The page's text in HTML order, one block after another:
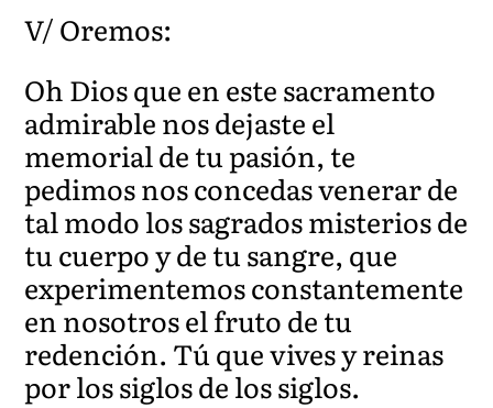
V/ Oremos:
Oh Dios que en este sacramento
admirable nos dejaste el
memorial de tu pasión, te
pedimos nos concedas venerar de
tal modo los sagrados misterios de
tu cuerpo y de tu sangre, que
experimentemos constantemente
en nosotros el fruto de tu
redención. Tú que vives y reinas
por los siglos de los siglos.